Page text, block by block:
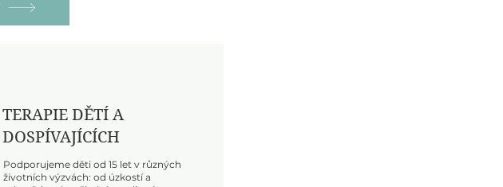
TERAPIE DĚTÍ A
DOSPÍVAJÍCÍCH
Podporujeme děti od 15 let v různých
životních výzvách: od úzkostí a